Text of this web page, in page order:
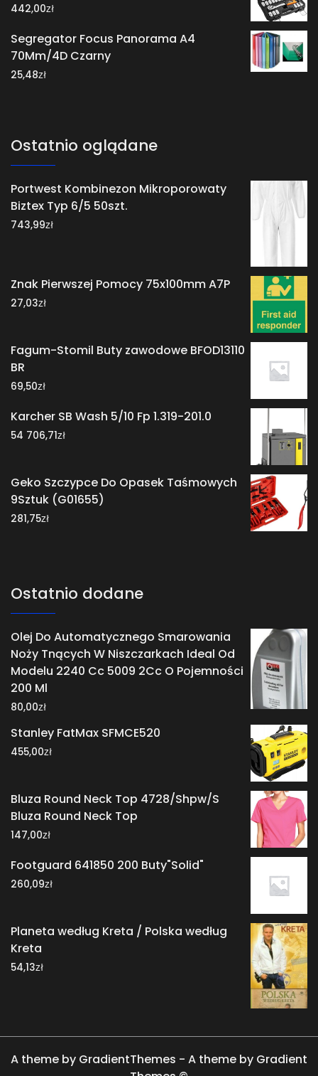
442,00zł
Segregator Focus Panorama A4
70Mm/4D Czarny
25,48zł
Ostatnio oglądane
Portwest Kombinezon Mikroporowaty
Biztex Typ 6/5 50szt.
743,99zł
Znak Pierwszej Pomocy 75x100mm A7P
27,03zł
Fagum-Stomil Buty zawodowe BFOD13110
BR
69,50zł
Karcher SB Wash 5/10 Fp 1.319-201.0
54 706,71zł
Geko Szczypce Do Opasek Taśmowych
9Sztuk (G01655)
281,75zł
Ostatnio dodane
Olej Do Automatycznego Smarowania
Noży Tnących W Niszczarkach Ideal Od
Modelu 2240 Cc 5009 2Cc O Pojemności
200 Ml
80,00zł
Stanley FatMax SFMCE520
455,00zł
Bluza Round Neck Top 4728/Shpw/S
Bluza Round Neck Top
147,00zł
Footguard 641850 200 Buty"Solid"
260,09zł
Planeta według Kreta / Polska według
Kreta
54,13zł
A theme by GradientThemes - A theme by Gradient